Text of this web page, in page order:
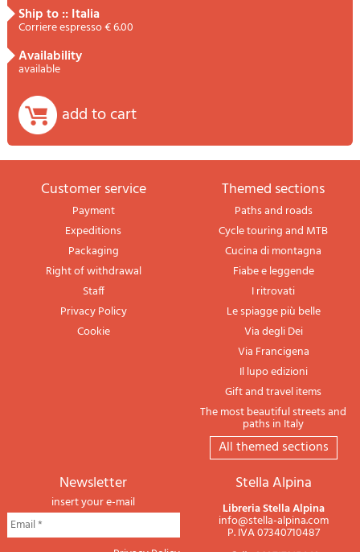
ship to :: Italia
Corriere espresso € 6.00
availability
available
add to cart
Customer service
Payment
Expeditions
Packaging
Right of withdrawal
Staff
Privacy Policy
Cookie
themed sections
Paths and roads
Cycle touring and MTB
Cucina di montagna
Fiabe e leggende
I ritrovati
Le spiagge più belle
Via degli Dei
Via Francigena
Il lupo edizioni
Gift and travel items
The most beautiful streets and
paths in Italy
All themed sections
newsletter
insert your e-mail
Stella Alpina
Libreria Stella Alpina
info@stella-alpina.com
P. IVA 07340710487